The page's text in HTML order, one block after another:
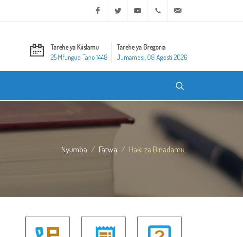
Facebook Twitter Youtube +20 2 25970400
Tarehe ya Kiislamu
25 Mfunguo Tano 1448
Tarehe ya Gregoria
Jumamosi, 08 Agosti 2026
Nyumba Fatwa Haki za Binadamu.